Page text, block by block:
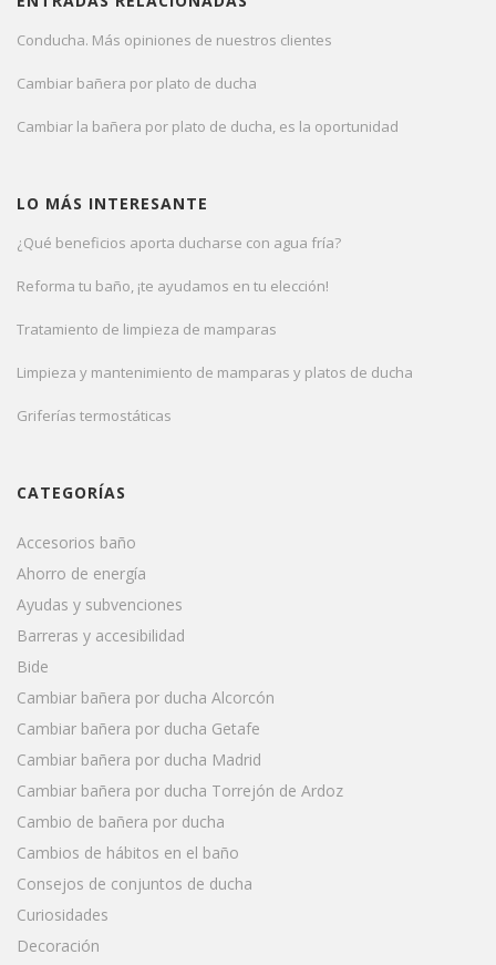
Conducha. Más opiniones de nuestros clientes
Cambiar bañera por plato de ducha
Cambiar la bañera por plato de ducha, es la oportunidad
LO MÁS INTERESANTE
¿Qué beneficios aporta ducharse con agua fría?
Reforma tu baño, ¡te ayudamos en tu elección!
Tratamiento de limpieza de mamparas
Limpieza y mantenimiento de mamparas y platos de ducha
Griferías termostáticas
CATEGORÍAS
Accesorios baño
Ahorro de energía
Ayudas y subvenciones
Barreras y accesibilidad
Bide
Cambiar bañera por ducha Alcorcón
Cambiar bañera por ducha Getafe
Cambiar bañera por ducha Madrid
Cambiar bañera por ducha Torrejón de Ardoz
Cambio de bañera por ducha
Cambios de hábitos en el baño
Consejos de conjuntos de ducha
Curiosidades
Decoración